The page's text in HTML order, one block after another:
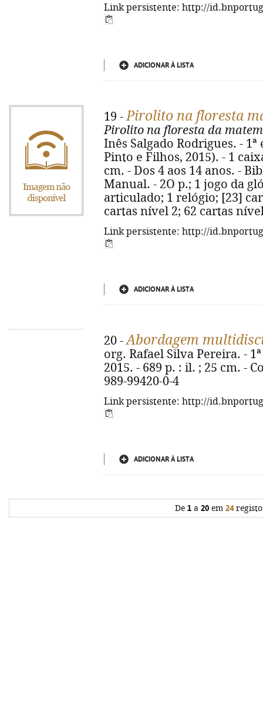
Link persistente: http://
ADICIONAR À LISTA
19 -Pirolito na floresta
Pirolito na floresta da
Inês Salgado Rodrigues. - 1ª
Pinto e Filhos, 2015). - 1
cm. - Dos 4 aos 14 anos. -
Manual. - 2O p.; 1 jogo da
articulado; 1 relógio; [23]
cartas nível 2; 62 cartas
Link persistente: http://
ADICIONAR À LISTA
20 -Abordagem
org. Rafael Silva Pereira. -
2015. - 689 p. : il. ; 25 cm. -
989-99420-0-4
Link persistente: http://
ADICIONAR À LISTA
De 1a 20em 24